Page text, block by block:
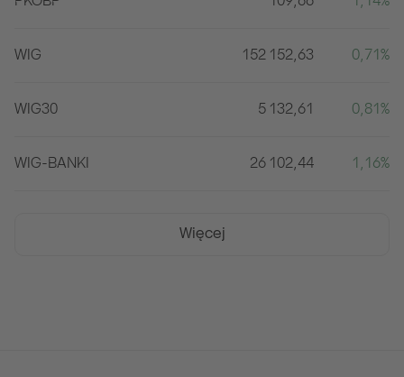
Nazwa
Zmiana
WIG 152 152,63 0,71 %
WIG30 5 132,61 0,81 %
WIG-BANKI 26 102,44 1,16%
Więcej